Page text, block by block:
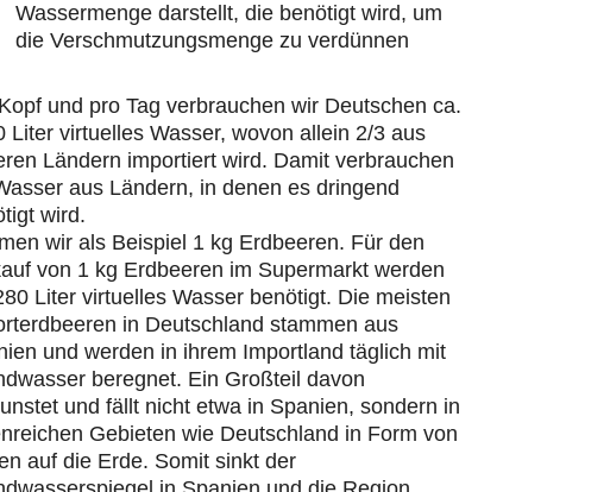
Wassermenge darstellt, die benötigt wird, um
die Verschmutzungsmenge zu verdünnen
und pro Tag verbrauchen wir Deutschen ca.
Liter virtuelles Wasser, wovon allein 2/3 aus
Ländern importiert wird. Damit verbrauchen
aus Ländern, in denen es dringend
wird.
wir als Beispiel 1 kg Erdbeeren. Für den
von 1 kg Erdbeeren im Supermarkt werden
Liter virtuelles Wasser benötigt. Die meisten
in Deutschland stammen aus
und werden in ihrem Importland täglich mit
beregnet. Ein Großteil davon
und fällt nicht etwa in Spanien, sondern in
Gebieten wie Deutschland in Form von
auf die Erde. Somit sinkt der